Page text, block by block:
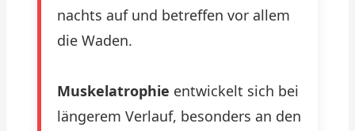
nachts auf und betreffen vor allem
die Waden.
Muskelatrophie entwickelt sich bei
längerem Verlauf, besonders an den